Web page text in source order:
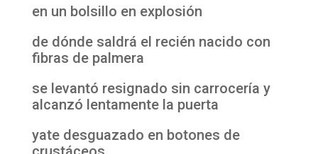
en un bolsillo en explosión
de dónde saldrá el recién nacido con
fibras de palmera
se levantó resignado sin carrocería y
alcanzó lentamente la puerta
yate desguazado en botones de